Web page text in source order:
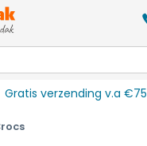
Gratis verzending v.a €75